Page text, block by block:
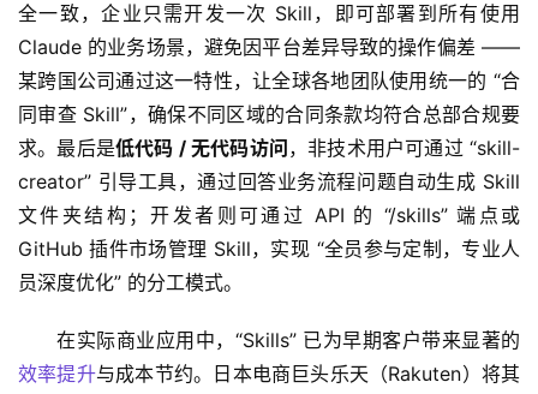
全一致，企业只需开发一次 Skill，即可部署到所有使用
Claude 的业务场景，避免因平台差异导致的操作偏差 ——
某跨国公司通过这一特性，让全球各地团队使用统一的 “合
同审查 Skill”，确保不同区域的合同条款均符合总部合规要
求。最后是低代码 / 无代码访问 ，非技术用户可通过 “skill-
creator” 引导工具，通过回答业务流程问题自动生成 Skill
文件夹结构；开发者则可通过 API 的 “/skills” 端点或
GitHub 插件市场管理 Skill，实现 “全员参与定制，专业人
员深度优化” 的分工模式。
在实际商业应用中，“Skills” 已为早期客户带来显著的
效率提升与成本节约。日本电商巨头乐天（Rakuten）将其